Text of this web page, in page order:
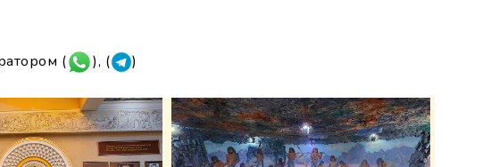
( ), ( )